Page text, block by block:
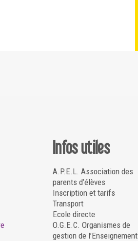
Infos utiles
A.P.E.L. Association des
parents d’élèves
Inscription et tarifs
Transport
Ecole directe
O.G.E.C. Organismes de
gestion de l’Enseignement